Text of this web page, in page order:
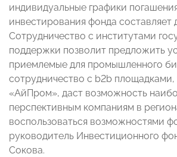
индивидуальные графики
инвестирования фонда составляет
Сотрудничество с институтами
поддержки позволит предложить
приемлемые для промышленного
сотрудничество с b2b площадками,
«АйПром», даст возможность
перспективным компаниям в
воспользоваться возможностями
руководитель Инвестиционного
Сокова.